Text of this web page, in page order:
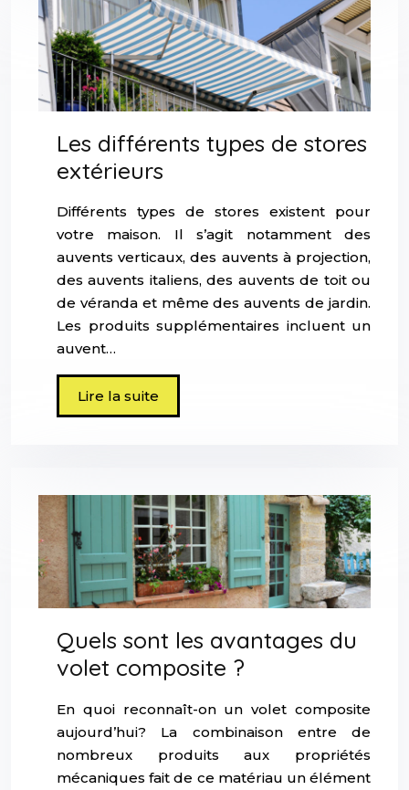
Les différents types de stores
extérieurs
Différents types de stores existent pour
votre maison. Il s’agit notamment des
auvents verticaux, des auvents à projection,
des auvents italiens, des auvents de toit ou
de véranda et même des auvents de jardin.
Les produits supplémentaires incluent un
auvent…
Lire la suite
Quels sont les avantages du
volet composite ?
En quoi reconnaît-on un volet composite
aujourd’hui? La combinaison entre de
nombreux produits aux propriétés
mécaniques fait de ce matériau un élément